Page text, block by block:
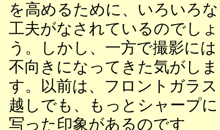
を高めるために、いろいろな
工夫がなされているのでしょ
う。しかし、一方で撮影には
不向きになってきた気がしま
す。以前は、フロントガラス
越しでも、もっとシャープに
写った印象があるのです